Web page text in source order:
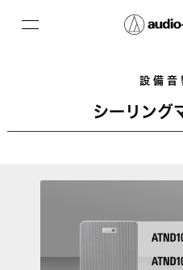
設備音
シーリング